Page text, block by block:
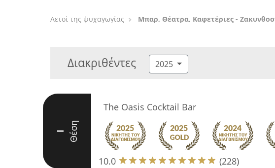
Αετοί της ψυχαγωγίας Μπαρ, Θέατρα, Καφετέριες - Ζακυνθοσ
Διακριθέντες 2025
I Θέση
The Oasis Cocktail Bar
10.0 (228)